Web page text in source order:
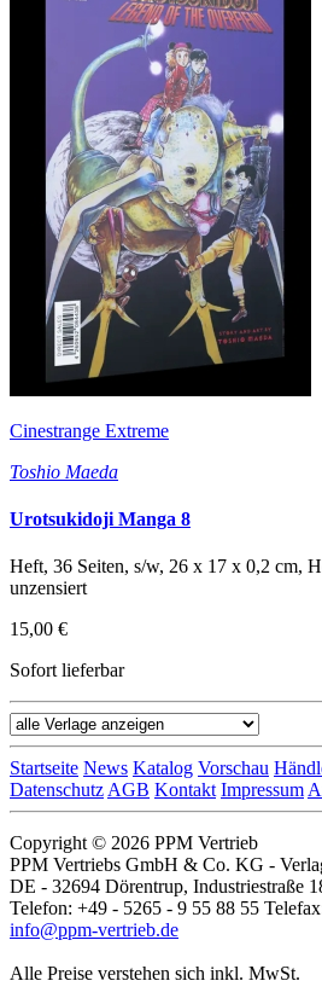
Cinestrange Extreme
Toshio Maeda
Urotsukidoji Manga 8
Heft, 36 Seiten, s/w, 26 x 17 x 0,2 cm,
unzensiert
15,00 €
Sofort lieferbar
Startseite News Katalog Vorschau
Datenschutz AGB Kontakt Impressum
Copyright © 2026 PPM Vertrieb
PPM Vertriebs GmbH & Co. KG -
DE - 32694 Dörentrup, Industriestraße
Telefon: +49 - 5265 - 9 55 88 55
info@ppm-vertrieb.de
Alle Preise verstehen sich inkl. MwSt.